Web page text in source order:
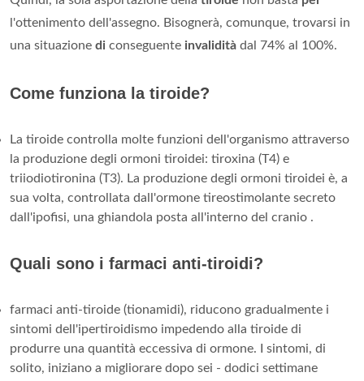
l'ottenimento dell'assegno. Bisognerà, comunque, trovarsi in
una situazione di conseguente invalidità dal 74% al 100%.
Come funziona la tiroide?
La tiroide controlla molte funzioni dell'organismo attraverso
la produzione degli ormoni tiroidei: tiroxina (T4) e
triiodiotironina (T3). La produzione degli ormoni tiroidei è, a
sua volta, controllata dall'ormone tireostimolante secreto
dall'ipofisi, una ghiandola posta all'interno del cranio .
Quali sono i farmaci anti-tiroidi?
farmaci anti-tiroide (tionamidi), riducono gradualmente i
sintomi dell'ipertiroidismo impedendo alla tiroide di
produrre una quantità eccessiva di ormone. I sintomi, di
solito, iniziano a migliorare dopo sei - dodici settimane